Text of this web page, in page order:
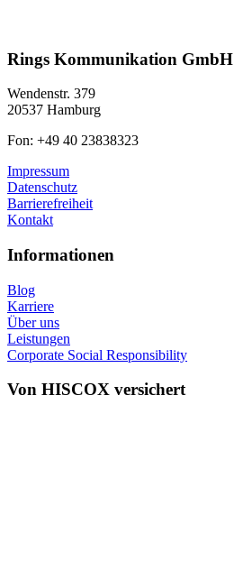
Rings Kommunikation GmbH
Wendenstr. 379
20537 Hamburg
Fon: +49 40 23838323
Impressum
Datenschutz
Barrierefreiheit
Kontakt
Informationen
Blog
Karriere
Über uns
Leistungen
Corporate Social Responsibility
Von HISCOX versichert